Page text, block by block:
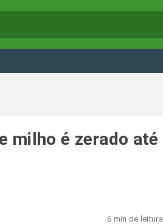
milho é zerado até
6 min de leitura